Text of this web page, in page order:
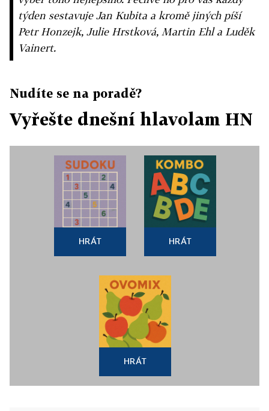
týden sestavuje Jan Kubita a kromě jiných píší
Petr Honzejk, Julie Hrstková, Martin Ehl a Luděk
Vainert.
Nudíte se na poradě?
Vyřešte dnešní hlavolam HN
HRÁT HRÁT
HRÁT